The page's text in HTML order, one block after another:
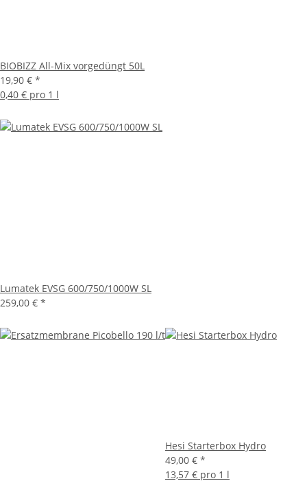
BIOBIZZ All-Mix vorgedüngt 50L
19,90 € *
0,40 € pro 1 l
Lumatek EVSG 600/750/1000W SL
259,00 € *
Hesi Starterbox Hydro
49,00 € *
13,57 € pro 1 l